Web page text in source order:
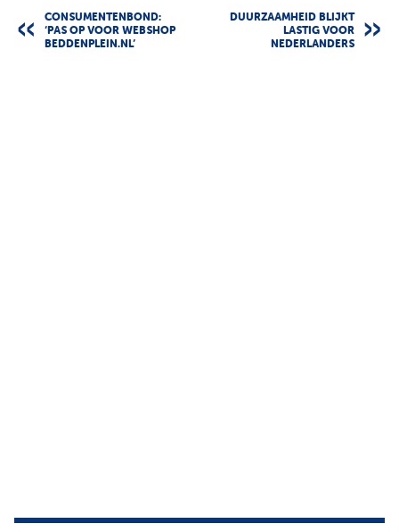
CONSUMENTENBOND:
‘PAS OP VOOR WEBSHOP
BEDDENPLEIN.NL’
DUURZAAMHEID BLIJKT
LASTIG VOOR
NEDERLANDERS